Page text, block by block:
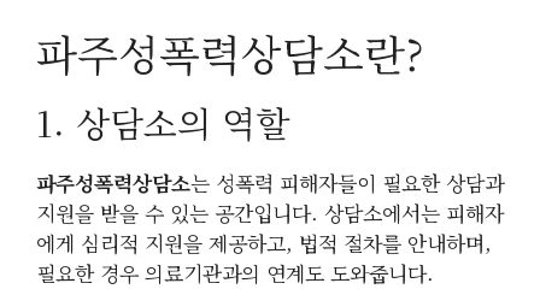
파주성폭력상담소란?
1. 상담소의 역할
파주성폭력상담소는 성폭력 피해자들이 필요한 상담과
지원을 받을 수 있는 공간입니다. 상담소에서는 피해자
에게 심리적 지원을 제공하고, 법적 절차를 안내하며,
필요한 경우 의료기관과의 연계도 도와줍니다.